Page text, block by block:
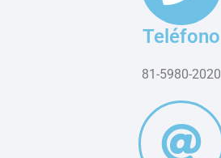
Teléfono
81-5980-2020